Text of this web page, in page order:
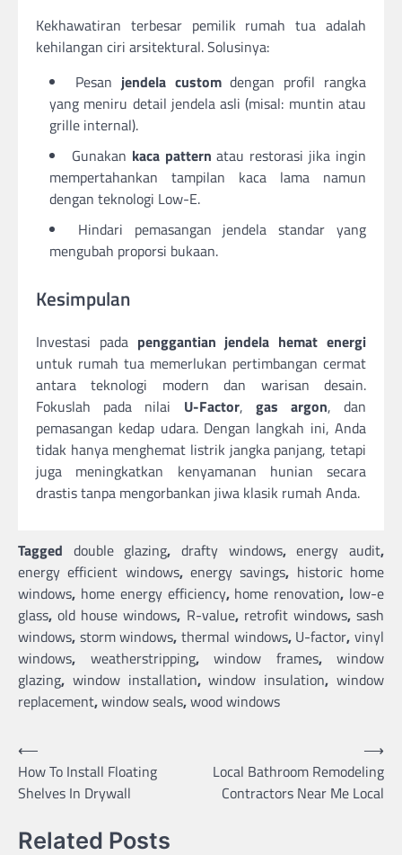
Kekhawatiran terbesar pemilik rumah tua adalah
kehilangan ciri arsitektural. Solusinya:
Pesan jendela customdengan profil rangka
yang meniru detail jendela asli (misal: muntin atau
grille internal).
Gunakan kaca pattern atau restorasi jika ingin
mempertahankan tampilan kaca lama namun
dengan teknologi Low-E.
Hindari pemasangan jendela standar yang
mengubah proporsi bukaan.
Kesimpulan
Investasi pada penggantian jendela hemat energi
untuk rumah tua memerlukan pertimbangan cermat
antara teknologi modern dan warisan desain.
Fokuslah pada nilai U-Factor, gas argon, dan
pemasangan kedap udara. Dengan langkah ini, Anda
tidak hanya menghemat listrik jangka panjang, tetapi
juga meningkatkan kenyamanan hunian secara
drastis tanpa mengorbankan jiwa klasik rumah Anda.
Tagged double glazing,drafty windows,energy audit,
energy efficient windows,energy savings, historic home
windows, home energy efficiency, home renovation, low-e
glass,old house windows, R-value, retrofit windows,sash
windows, storm windows,thermal windows, U-factor,vinyl
windows, weatherstripping, window frames, window
glazing, window installation,window insulation,window
replacement,window seals,wood windows
Post
navigation
⟵
How To Install Floating
Shelves In Drywall
Local Bathroom Remodeling
Contractors Near Me Local
⟶
Related Posts